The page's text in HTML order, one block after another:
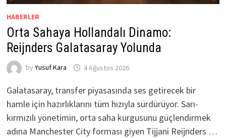
HABERLER
Orta Sahaya Hollandalı Dinamo:
Reijnders Galatasaray Yolunda
by Yusuf Kara 4 Ağustos 2026
Galatasaray, transfer piyasasında ses getirecek bir
hamle için hazırlıklarını tüm hızıyla sürdürüyor. Sarı-
kırmızılı yönetimin, orta saha kurgusunu güçlendirmek
adına Manchester City forması giyen Tijjani Reijnders …